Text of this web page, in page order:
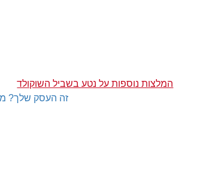
המלצות נוספות על נטע בשביל השוקולד
זה העסק שלך?